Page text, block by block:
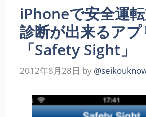
iPhoneで安全運
診断が出来るアプ
「Safety Sight」
2012年8月28日 by